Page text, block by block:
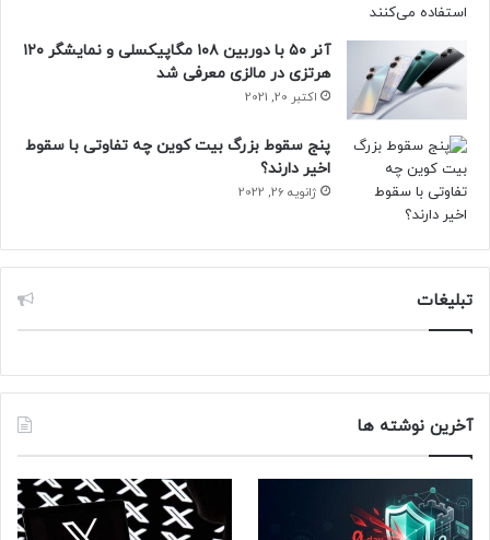
ناامیدکننده‌ی بخش تراشه و نمایشگر کاهش یافته است.
سامسونگ اعلام کرد که درآمد سه‌ماهه‌ی چهارم بخش طراحی و
تولید تراشه‌های منطقی‌اش نیز به‌دلیل کاهش تقاضا برای موبایل،
کاهش نرخ بهره‌برداری در کارخانه‌هایش و افزایش هزینه‌های
تحقیق و توسعه، کاهش یافته است.
حتما بخوانید :
این اولین حلقه هوشمند لوکس دنیا است؛
ساخته‌شده از طلای ۱۸ عیار و پلاتین!
منبع : زومیت
آنر ۵۰ با دوربین ۱۰۸ مگاپیکسلی و نمایشگر ۱۲۰
هرتزی در مالزی معرفی شد
اکتبر 20, 2021
پنج سقوط بزرگ بیت کوین چه تفاوتی با سقوط
اخیر دارند؟
ژانویه 26, 2022
تبلیغات
آخرین نوشته ها